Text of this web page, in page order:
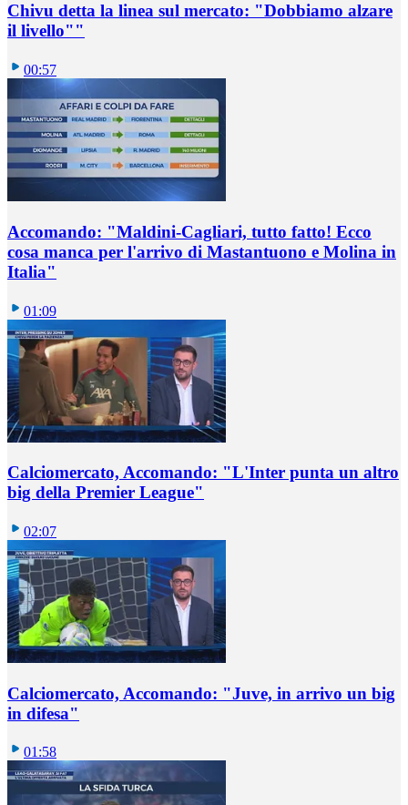
Chivu detta la linea sul mercato: "Dobbiamo alzare
il livello""
00:57
Accomando: "Maldini-Cagliari, tutto fatto! Ecco
cosa manca per l'arrivo di Mastantuono e Molina in
Italia"
01:09
Calciomercato, Accomando: "L'Inter punta un altro
big della Premier League"
02:07
Calciomercato, Accomando: "Juve, in arrivo un big
in difesa"
01:58